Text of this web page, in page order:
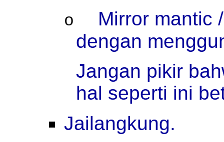
o
Mirror mantic
dengan
Jangan pikir
hal seperti ini
Jailangkung.